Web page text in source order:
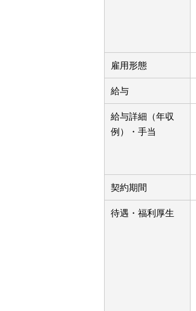
雇用形態
給与
給与詳細（年収
例）・手当
契約期間
待遇・福利厚生